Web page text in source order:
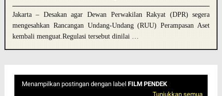
Jakarta – Desakan agar Dewan Perwakilan Rakyat (DPR) segera
mengesahkan Rancangan Undang-Undang (RUU) Perampasan Aset
kembali menguat.Regulasi tersebut dinilai …
Menampilkan postingan dengan label FILM PENDEK
Tunjukkan semua